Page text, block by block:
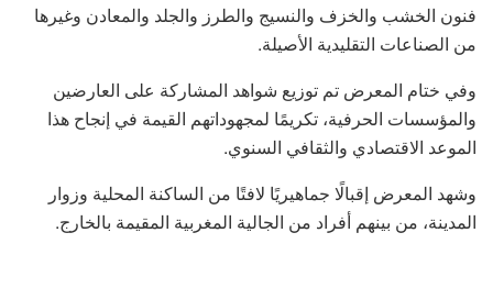
فنون الخشب والخزف والنسيج والطرز والجلد والمعادن وغيرها
من الصناعات التقليدية الأصيلة.
وفي ختام المعرض تم توزيع شواهد المشاركة على العارضين
والمؤسسات الحرفية، تكريمًا لمجهوداتهم القيمة في إنجاح هذا
الموعد الاقتصادي والثقافي السنوي.
وشهد المعرض إقبالًا جماهيريًا لافتًا من الساكنة المحلية وزوار
المدينة، من بينهم أفراد من الجالية المغربية المقيمة بالخارج.